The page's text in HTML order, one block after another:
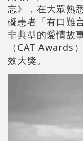
忘》，在大眾熟
礙患者「有口難
非典型的愛情故
（CAT Awards
效大獎。